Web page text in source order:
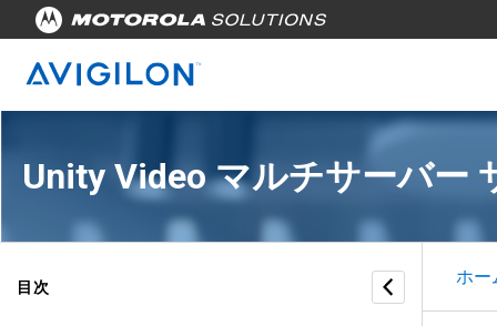
Unity Video マルチサーバー
目次 ホー